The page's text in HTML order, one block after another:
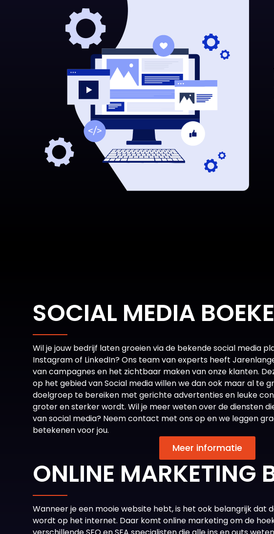
SOCIAL MEDIA
Wil je jouw bedrijf laten groeien via de bekende social media
Instagram of LinkedIn? Ons team van experts heeft
van campagnes en het zichtbaar maken van onze klanten.
op het gebied van Social media willen we dan ook maar al te
doelgroep te bereiken met gerichte advertenties en leuke
groter en sterker wordt. Wil je meer weten over de diensten
van social media? Neem contact met ons op en we leggen
betekenen voor jou.
Meer informatie
ONLINE MARKETING
Wanneer je een mooie website hebt, is het ook belangrijk dat
wordt op het internet. Daar komt online marketing om de